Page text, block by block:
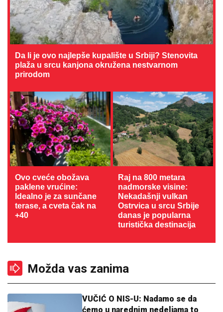
Da li je ovo najlepše kupalište u Srbiji? Stenovita
plaža u srcu kanjona okružena nestvarnom
prirodom
Ovo cveće obožava
paklene vrućine:
Idealno je za sunčane
terase, a cveta čak na
+40
Raj na 800 metara
nadmorske visine:
Nekadašnji vulkan
Ostrvica u srcu Srbije
danas je popularna
turistička destinacija
Možda vas zanima
VUČIĆ O NIS-U: Nadamo se da
ćemo u narednim nedeljama to